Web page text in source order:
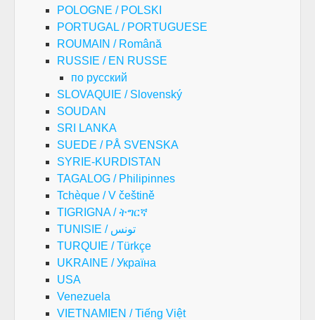
POLOGNE / POLSKI
PORTUGAL / PORTUGUESE
ROUMAIN / Română
RUSSIE / EN RUSSE
по русский
SLOVAQUIE / Slovenský
SOUDAN
SRI LANKA
SUEDE / PÅ SVENSKA
SYRIE-KURDISTAN
TAGALOG / Philipinnes
Tchèque / V češtině
TIGRIGNA / ትግርኛ
TUNISIE / تونس
TURQUIE / Türkçe
UKRAINE / Україна
USA
Venezuela
VIETNAMIEN / Tiếng Việt